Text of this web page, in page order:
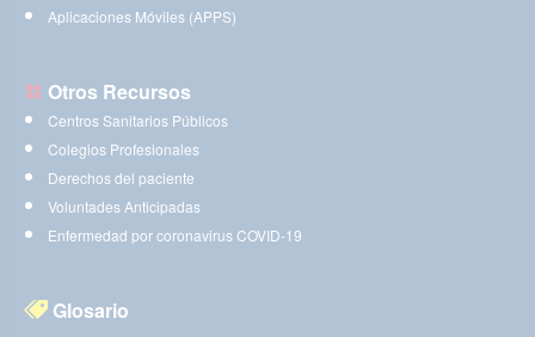
Aplicaciones Móviles (APPS)
Otros Recursos
Centros Sanitarios Públicos
Colegios Profesionales
Derechos del paciente
Voluntades Anticipadas
Enfermedad por coronavirus COVID-19
Glosario